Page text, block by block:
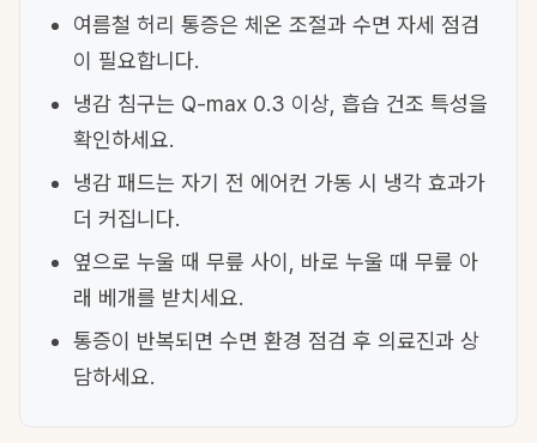
여름철 허리 통증은 체온 조절과 수면 자세 점검
이 필요합니다.
냉감 침구는 Q-max 0.3 이상, 흡습 건조 특성을
확인하세요.
냉감 패드는 자기 전 에어컨 가동 시 냉각 효과가
더 커집니다.
옆으로 누울 때 무릎 사이, 바로 누울 때 무릎 아
래 베개를 받치세요.
통증이 반복되면 수면 환경 점검 후 의료진과 상
담하세요.